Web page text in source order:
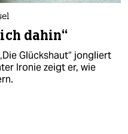
dahin“
Glückshaut“ jongliert
Ironie zeigt er, wie